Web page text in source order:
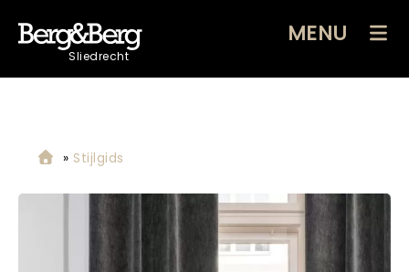
Sliedrecht
MENU
» Stijlgids